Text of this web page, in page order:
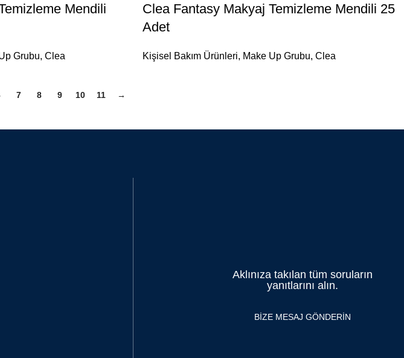
Mendili
Grubu, Clea
Clea Fantasy Makyaj Temizleme Mendili 25
Adet
Kişisel Bakım Ürünleri, Make Up Grubu, Clea
7 8 9 10 11 →
Aklınıza takılan tüm soruların
yanıtlarını alın.
BİZE MESAJ GÖNDERİN